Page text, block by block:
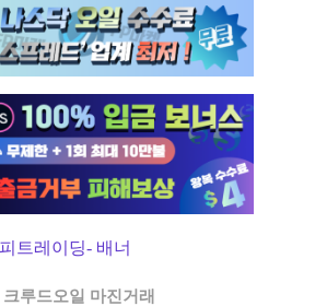
크루드오일 마진거래